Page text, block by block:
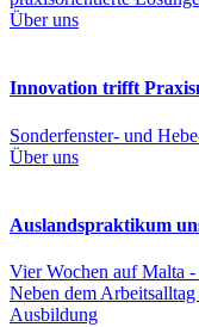
Über uns
Innovation trifft
Sonderfenster- und
Über uns
Auslandspraktikum
Vier Wochen auf Malta
Neben dem
Ausbildung